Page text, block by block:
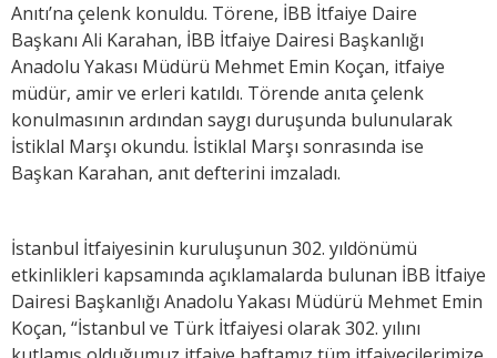
Anıtı’na çelenk konuldu. Törene, İBB İtfaiye Daire
Başkanı Ali Karahan, İBB İtfaiye Dairesi Başkanlığı
Anadolu Yakası Müdürü Mehmet Emin Koçan, itfaiye
müdür, amir ve erleri katıldı. Törende anıta çelenk
konulmasının ardından saygı duruşunda bulunularak
İstiklal Marşı okundu. İstiklal Marşı sonrasında ise
Başkan Karahan, anıt defterini imzaladı.
İstanbul İtfaiyesinin kuruluşunun 302. yıldönümü
etkinlikleri kapsamında açıklamalarda bulunan İBB İtfaiye
Dairesi Başkanlığı Anadolu Yakası Müdürü Mehmet Emin
Koçan, “İstanbul ve Türk İtfaiyesi olarak 302. yılını